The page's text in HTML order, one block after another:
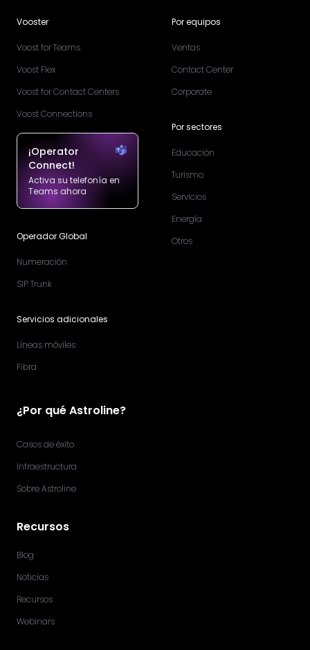
Vooster
Voost for Teams
Voost Flex
Voost for Contact Centers
Voost Connections
¡Operator
Connect!
Activa su telefonía en
Teams ahora
Operador Global
Numeración
SIP Trunk
Servicios adicionales
Líneas móviles
Fibra
Por equipos
Ventas
Contact Center
Corporate
Por sectores
Educación
Turismo
Servicios
Energía
Otros
¿Por qué Astroline?
Casos de éxito
Infraestructura
Sobre Astroline
Recursos
Blog
Noticias
Recursos
Webinars